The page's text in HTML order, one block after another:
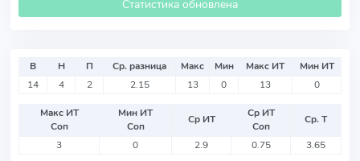
Статистика обновлена
В Н П Ср. разница Макс Мин Макс ИТ
Мин ИТ
14
4 2 2.15 13 0 13 0
Макс ИТ
Соп
Мин ИТ
Соп
Ср ИТ
Ср ИТ
Соп
Ср. Т
3
0 2.9 0.75 3.65